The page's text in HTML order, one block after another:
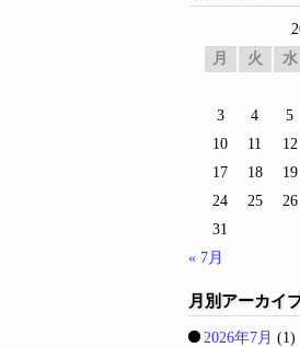
月
火 水
3
4 5
10
11 12
17
18 19
24
25 26
31
« 7月
月別アーカイ
2026年7月 (1)